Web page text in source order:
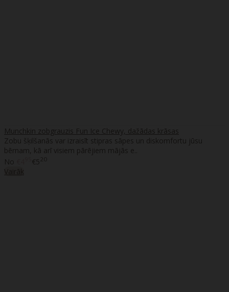
Munchkin zobgrauzis Fun Ice Chewy, dažādas krāsas
Zobu šķilšanās var izraisīt stipras sāpes un diskomfortu jūsu
bērnam, kā arī visiem pārējiem mājās e..
No
€5 20
Vairāk